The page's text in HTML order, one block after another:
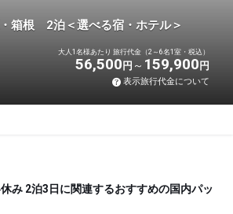
箱根 2泊＜選べる宿・ホテル＞
大人1名様あたり 旅行代金（2～6名1室・税込）
56,500 円 159,900 円
表示旅行代金について
み 2泊3日に関連するおすすめの国内パッ